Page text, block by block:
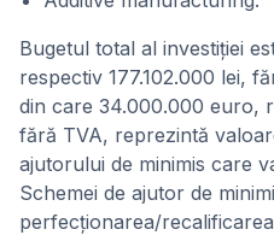
Bugetul total al investiției
respectiv 177.102.000 lei,
din care 34.000.000 euro,
fără TVA, reprezintă
ajutorului de minimis care
Schemei de ajutor de
perfecționarea/